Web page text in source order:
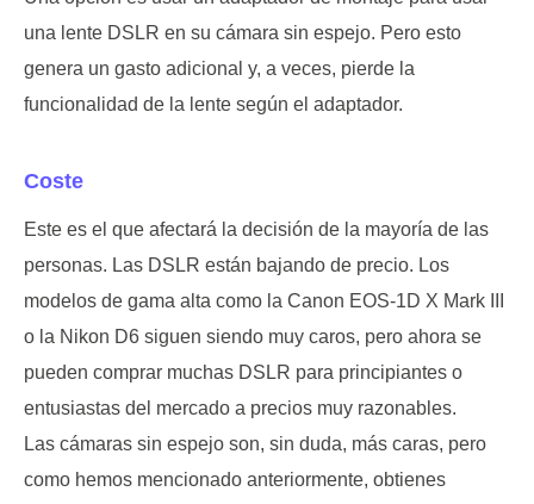
una lente DSLR en su cámara sin espejo. Pero esto
genera un gasto adicional y, a veces, pierde la
funcionalidad de la lente según el adaptador.
Coste
Este es el que afectará la decisión de la mayoría de las
personas. Las DSLR están bajando de precio. Los
modelos de gama alta como la Canon EOS-1D X Mark III
o la Nikon D6 siguen siendo muy caros, pero ahora se
pueden comprar muchas DSLR para principiantes o
entusiastas del mercado a precios muy razonables.
Las cámaras sin espejo son, sin duda, más caras, pero
como hemos mencionado anteriormente, obtienes